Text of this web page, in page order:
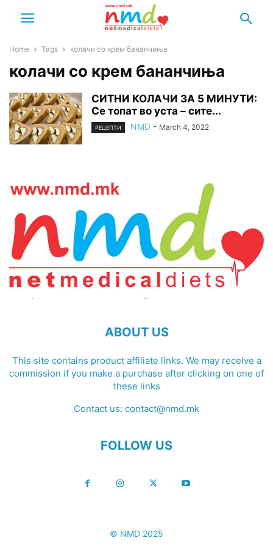
Home Tags колачи со крем бананчиња
колачи со крем бананчиња
СИТНИ КОЛАЧИ ЗА 5 МИНУТИ:
Се топат во уста – сите...
РЕЦЕПТИ NMD - March 4, 2022
ABOUT US
This site contains product affiliate links. We may receive a
commission if you make a purchase after clicking on one of
these links
Contact us: contact@nmd.mk
FOLLOW US
© NMD 2025